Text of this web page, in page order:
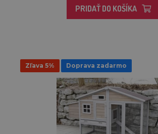
PRIDAŤ DO KOŠÍKA
Zľava 5% Doprava zadarmo